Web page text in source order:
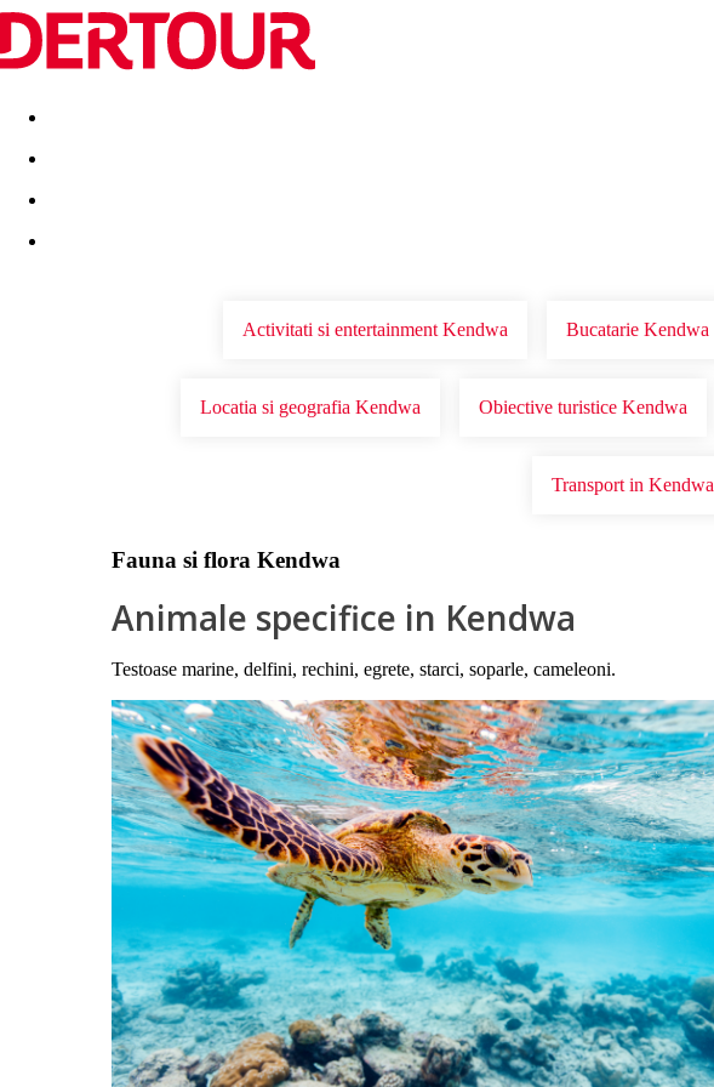
Destinatii Vacanta perfecta OFERTE DE NERATAT
Activitati si entertainment Kendwa Bucatarie Kendwa
Locatia si geografia Kendwa Obiective turistice Kendwa
Transport in Kendwa
Fauna si flora Kendwa
Animale specifice in Kendwa
Testoase marine, delfini, rechini, egrete, starci, soparle, cameleoni.